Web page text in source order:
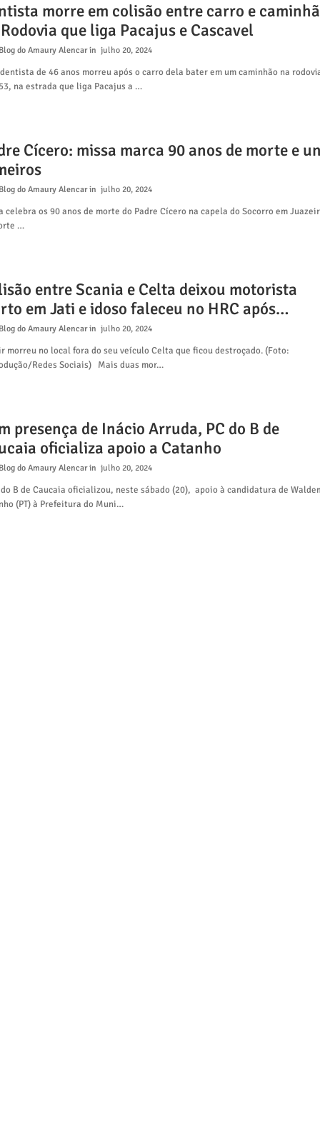
morre em colisão entre carro e
que liga Pacajus e Cascavel
Blog do Amaury Alencar julho 20, 2024
de 46 anos morreu após o carro dela bater em um caminhão na
na estrada que liga Pacajus a …
Cícero: missa marca 90 anos de morte e
Blog do Amaury Alencar julho 20, 2024
celebra os 90 anos de morte do Padre Cícero na capela do Socorro em
…
entre Scania e Celta deixou motorista
em Jati e idoso faleceu no HRC após
doméstico
Blog do Amaury Alencar julho 20, 2024
morreu no local fora do seu veículo Celta que ficou destroçado. (Foto:
Redes Sociais) Mais duas mor…
presença de Inácio Arruda, PC do B de
oficializa apoio a Catanho
Blog do Amaury Alencar julho 20, 2024
do B de Caucaia oficializou, neste sábado (20), apoio à candidatura de
(PT) à Prefeitura do Muni…